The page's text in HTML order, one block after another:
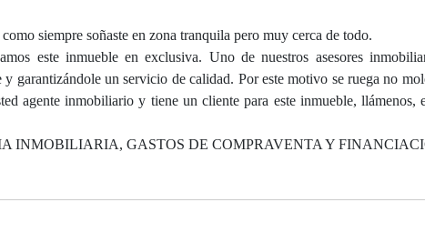
siempre soñaste en zona tranquila pero muy cerca de todo.
este inmueble en exclusiva. Uno de nuestros asesores
garantizándole un servicio de calidad. Por este motivo se ruega no
agente inmobiliario y tiene un cliente para este inmueble, llámenos,
INMOBILIARIA, GASTOS DE COMPRAVENTA Y